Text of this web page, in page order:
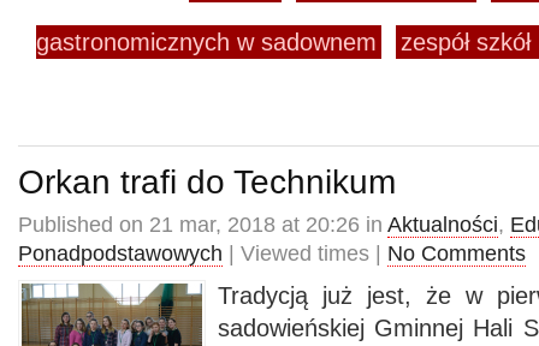
gastronomicznych w sadownem zespół
Orkan trafi do Technikum
Published on 21 mar, 2018 at 20:26 in Aktualności,
Ponadpodstawowych | Viewed times | No Comments
Tradycją już jest, że w
sadowieńskiej Gminnej Hali